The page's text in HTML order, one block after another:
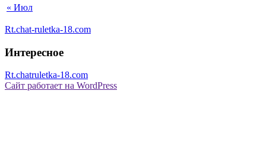
« Июл
Rt.chat-ruletka-18.com
Интересное
Rt.chatruletka-18.com
Сайт работает на WordPress